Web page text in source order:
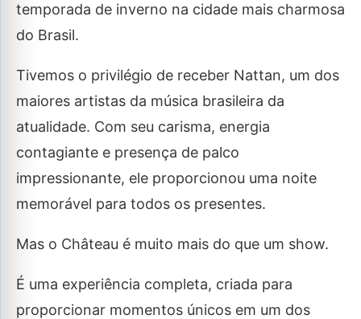
temporada de inverno na cidade mais charmosa
do Brasil.
Tivemos o privilégio de receber Nattan, um dos
maiores artistas da música brasileira da
atualidade. Com seu carisma, energia
contagiante e presença de palco
impressionante, ele proporcionou uma noite
memorável para todos os presentes.
Mas o Château é muito mais do que um show.
É uma experiência completa, criada para
proporcionar momentos únicos em um dos